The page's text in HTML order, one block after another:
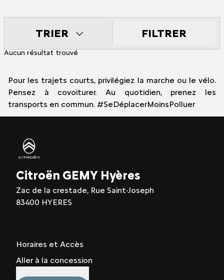
TRIER FILTRER
Aucun résultat trouvé
Pour les trajets courts, privilégiez la marche ou le vélo.
Pensez à covoiturer. Au quotidien, prenez les
transports en commun. #SeDéplacerMoinsPolluer
Citroën GEMY Hyères
Zac de la crestade, Rue Saint-Joseph
83400 HYERES
Horaires et Accès
Aller à la concession